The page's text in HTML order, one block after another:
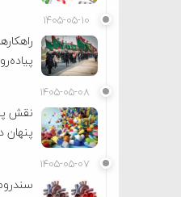
۱۴۰۵-۰۵-۱۰
۱۴۰۵-۰۵-۰۸
نقش
پنهان
۱۴۰۵-۰۵-۰۷